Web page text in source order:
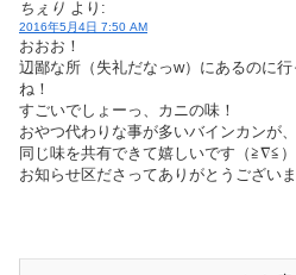
ちぇり より:
2016年5月4日 7:50 AM
おおお！
辺鄙な所（失礼だなっw）にあるのに
ね！
すごいでしょーっ、カニの味！
おやつ代わりな事が多いバインカンが
同じ味を共有できて嬉しいです（≧∇≦）
お知らせ区ださってありがとうござ